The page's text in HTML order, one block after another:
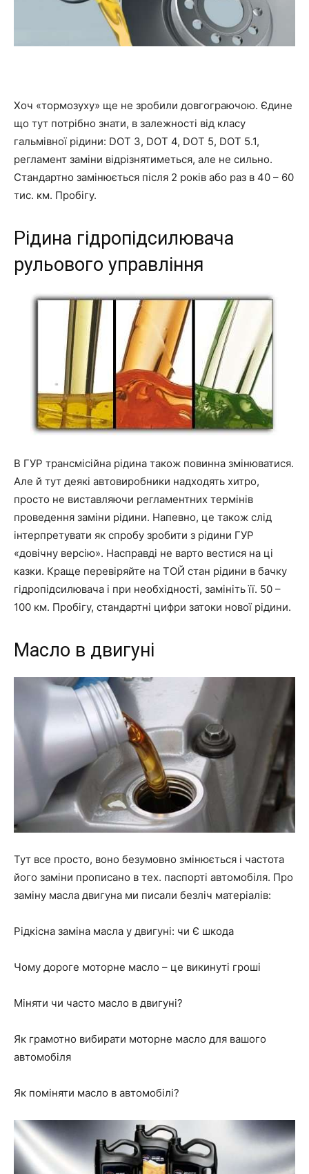
Хоч «тормозуху» ще не зробили довгограючою. Єдине
що тут потрібно знати, в залежності від класу
гальмівної рідини: DOT 3, DOT 4, DOT 5, DOT 5.1,
регламент заміни відрізнятиметься, але не сильно.
Стандартно замінюється після 2 років або раз в 40 – 60
тис. км. Пробігу.
Рідина гідропідсилювача
рульового управління
В ГУР трансмісійна рідина також повинна змінюватися.
Але й тут деякі автовиробники надходять хитро,
просто не виставляючи регламентних термінів
проведення заміни рідини. Напевно, це також слід
інтерпретувати як спробу зробити з рідини ГУР
«довічну версію». Насправді не варто вестися на ці
казки. Краще перевіряйте на ТОЙ стан рідини в бачку
гідропідсилювача і при необхідності, замініть її. 50 –
100 км. Пробігу, стандартні цифри затоки нової рідини.
Масло в двигуні
Тут все просто, воно безумовно змінюється і частота
його заміни прописано в тех. паспорті автомобіля. Про
заміну масла двигуна ми писали безліч матеріалів:
Рідкісна заміна масла у двигуні: чи Є шкода
Чому дороге моторне масло – це викинуті гроші
Міняти чи часто масло в двигуні?
Як грамотно вибирати моторне масло для вашого
автомобіля
Як поміняти масло в автомобілі?